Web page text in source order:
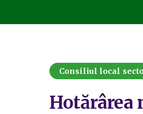
Consiliul local
Hotărârea